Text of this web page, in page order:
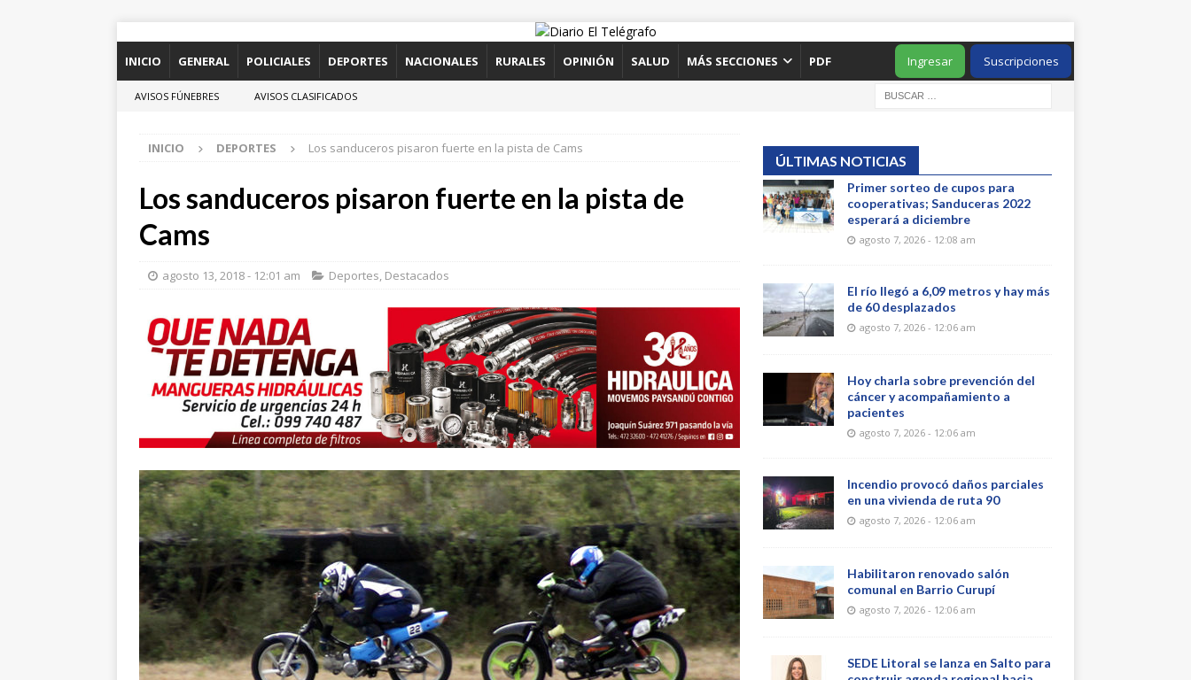
INICIO GENERAL POLICIALES DEPORTES NACIONALES RURALES OPINIÓN SALUD MÁS SECCIONES PDF Suscripciones
Ingresar
AVISOS FÚNEBRES AVISOS CLASIFICADOS
INICIO DEPORTES Los sanduceros pisaron fuerte en la pista de Cams
Los sanduceros pisaron fuerte en la pista de
Cams
agosto 13, 2018 - 12:01 am Deportes, Destacados
ÚLTIMAS NOTICIAS
Primer sorteo de cupos para
cooperativas; Sanduceras 2022
esperará a diciembre
agosto 7, 2026 - 12:08 am
El río llegó a 6,09 metros y hay más
de 60 desplazados
agosto 7, 2026 - 12:06 am
Hoy charla sobre prevención del
cáncer y acompañamiento a
pacientes
agosto 7, 2026 - 12:06 am
Incendio provocó daños parciales
en una vivienda de ruta 90
agosto 7, 2026 - 12:06 am
Habilitaron renovado salón
comunal en Barrio Curupí
agosto 7, 2026 - 12:06 am
SEDE Litoral se lanza en Salto para